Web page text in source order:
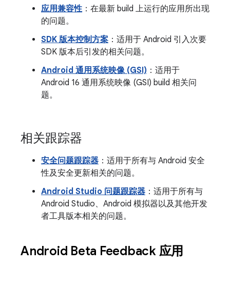
应用兼容性 ：在最新 build 上运行的应用所出现
的问题。
SDK 版本控制方案 ：适用于 Android 引入次要
SDK 版本后引发的相关问题。
Android 通用系统映像 (GSI) ：适用于
Android 16 通用系统映像 (GSI) build 相关问
题。
相关跟踪器
安全问题跟踪器 ：适用于所有与 Android 安全
性及安全更新相关的问题。
Android Studio 问题跟踪器 ：适用于所有与
Android Studio、Android 模拟器以及其他开发
者工具版本相关的问题。
Android Beta Feedback 应用